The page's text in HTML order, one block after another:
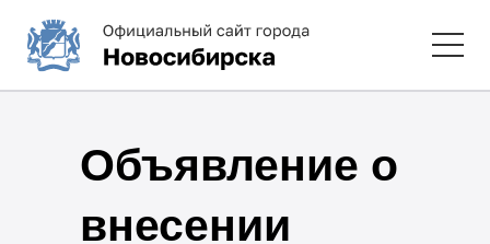
Объявление о
внесении